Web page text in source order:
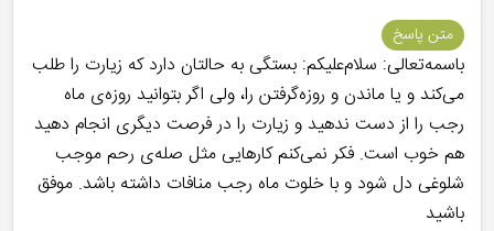
متن پاسخ
باسمه‌تعالی: سلام‌علیکم: بستگی به حالتان دارد که زیارت را طلب
می‌کند و یا ماندن و روزه‌گرفتن را، ولی اگر بتوانید روزه‌ی ماه
رجب را از دست ندهید و زیارت را در فرصت دیگری انجام دهید
هم خوب است. فکر نمی‌کنم کارهایی مثل صله‌ی رحم موجب
شلوغی دل شود و با خلوت ماه رجب منافات داشته باشد. موفق
باشید